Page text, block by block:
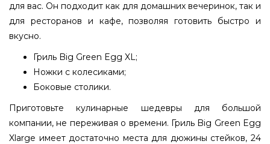
для вас. Он подходит как для домашних вечеринок, так и
для ресторанов и кафе, позволяя готовить быстро и
вкусно.
Гриль Big Green Egg XL;
Ножки с колесиками;
Боковые столики.
Приготовьте кулинарные шедевры для большой
компании, не переживая о времени. Гриль Big Green Egg
Xlarge имеет достаточно места для дюжины стейков, 24